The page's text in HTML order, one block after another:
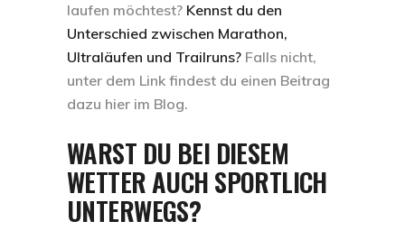
laufen möchtest? Kennst du den
Unterschied zwischen Marathon,
Ultraläufen und Trailruns? Falls nicht,
unter dem Link findest du einen Beitrag
dazu hier im Blog.
WARST DU BEI DIESEM
WETTER AUCH SPORTLICH
UNTERWEGS?